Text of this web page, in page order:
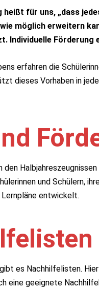
heißt für uns, „dass
möglich erweitern
Individuelle
erfahren die
dieses Vorhaben in
den
und Schülern,
entwickelt.
gibt es Nachhilfelisten.
eine geeignete